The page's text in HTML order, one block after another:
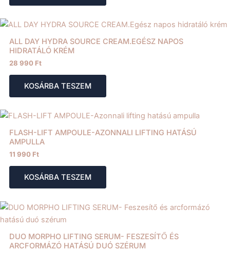
ALL DAY HYDRA SOURCE CREAM.EGÉSZ NAPOS
HIDRATÁLÓ KRÉM
28 990 Ft
KOSÁRBA TESZEM
FLASH-LIFT AMPOULE-AZONNALI LIFTING HATÁSÚ
AMPULLA
11 990 Ft
KOSÁRBA TESZEM
DUO MORPHO LIFTING SERUM- FESZESÍTŐ ÉS
ARCFORMÁZÓ HATÁSÚ DUÓ SZÉRUM